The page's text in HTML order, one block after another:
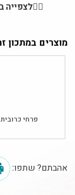
👈🏼לצפייה
מוצרים במתכון
פרחי כרובית
אהבתם? שתפו: